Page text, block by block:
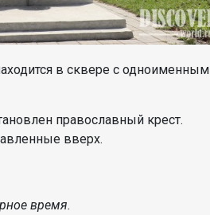
в сквере с одноименным
православный крест.
вверх.
время.